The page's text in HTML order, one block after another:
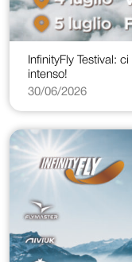
InfinityFly Testival:
intenso!
30/06/2026